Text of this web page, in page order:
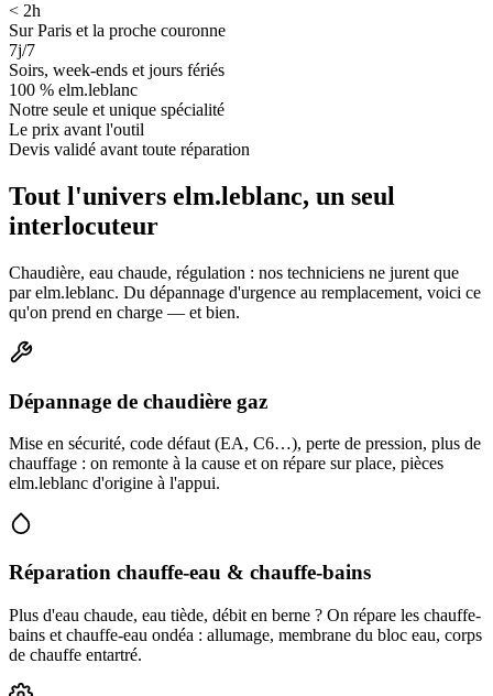
< 2h
Sur Paris et la proche couronne
7j/7
Soirs, week-ends et jours fériés
100 % elm.leblanc
Notre seule et unique spécialité
Le prix avant l'outil
Devis validé avant toute réparation
Tout l'univers elm.leblanc, un seul
interlocuteur
Chaudière, eau chaude, régulation : nos techniciens ne jurent que
par elm.leblanc. Du dépannage d'urgence au remplacement, voici ce
qu'on prend en charge — et bien.
Dépannage de chaudière gaz
Mise en sécurité, code défaut (EA, C6…), perte de pression, plus de
chauffage : on remonte à la cause et on répare sur place, pièces
elm.leblanc d'origine à l'appui.
Réparation chauffe-eau & chauffe-bains
Plus d'eau chaude, eau tiède, débit en berne ? On répare les chauffe-
bains et chauffe-eau ondéa : allumage, membrane du bloc eau, corps
de chauffe entartré.